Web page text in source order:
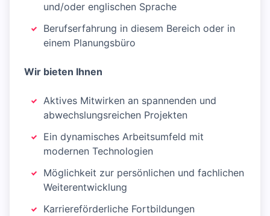
und/oder englischen Sprache
Berufserfahrung in diesem Bereich oder in
einem Planungsbüro
Wir bieten Ihnen
Aktives Mitwirken an spannenden und
abwechslungsreichen Projekten
Ein dynamisches Arbeitsumfeld mit
modernen Technologien
Möglichkeit zur persönlichen und fachlichen
Weiterentwicklung
Karriereförderliche Fortbildungen